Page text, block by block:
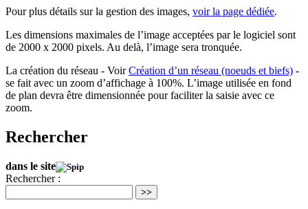
Pour plus détails sur la gestion des images, voir la page dédiée.
Les dimensions maximales de l’image acceptées par le logiciel sont
de 2000 x 2000 pixels. Au delà, l’image sera tronquée.
La création du réseau - VoirCréation d’un réseau (noeuds et biefs) -
se fait avec un zoom d’affichage à 100%. L’image utilisée en fond
de plan devra être dimensionnée pour faciliter la saisie avec ce
zoom.
Rechercher
dans le site
Rechercher :
>>